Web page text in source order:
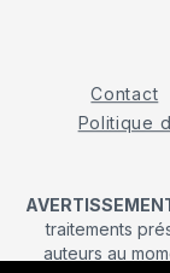
Contact
Politique
traitements
auteurs au